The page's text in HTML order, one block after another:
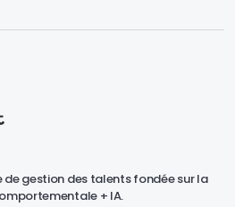
gestion des talents fondée sur la
+ IA.